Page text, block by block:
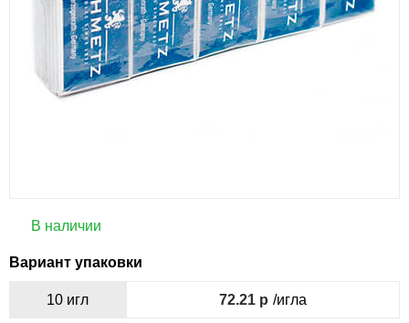
В наличии
Вариант упаковки
10 игл 72.21 /игла